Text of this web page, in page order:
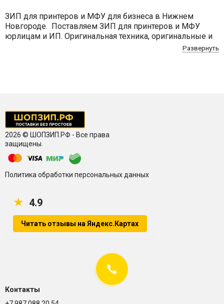
ЗИП для принтеров и МФУ для бизнеса в Нижнем
Новгороде. Поставляем ЗИП для принтеров и МФУ
юрлицам и ИП. Оригинальная техника, оригинальные и
совместимые расходники. Работаем за безналичный
Развернуть
2026 © ШОПЗИП.РФ - Все права
защищены.
Политика обработки персональных данных
★ 4.9
Читать отзывы на Яндекс.Картах
Контакты